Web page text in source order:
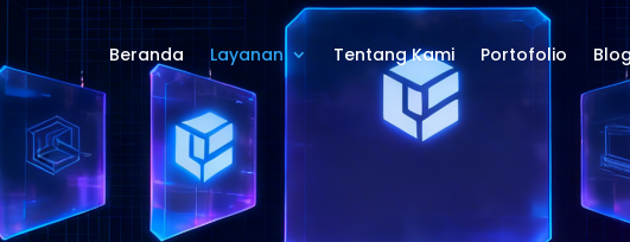
Beranda Layanan Tentang Kami Portofolio Blog